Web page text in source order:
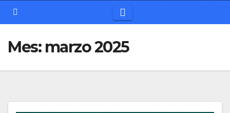
Mes: marzo 2025